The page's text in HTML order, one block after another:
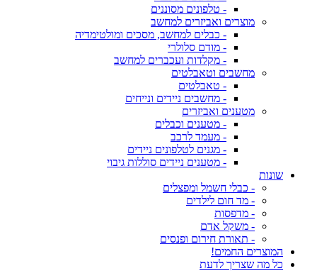
- טלפונים מסוננים
מוצרים ואביזרים למחשב
- כבלים למחשב, מסכים ומולטימדיה
- מודם סלולרי
- מקלדות ועכברים למחשב
מחשבים וטאבלטים
- טאבלטים
- מחשבים ניידים ונייחים
מטענים ואביזרים
- מטענים וכבלים
- מעמד לרכב
- מגנים לטלפונים ניידים
- מטענים ניידים סוללות גיבוי
שונות
- כבלי חשמל ומפצלים
- מד חום לילדים
- מדפסות
- משקל אדם
- תאורת חירום ופנסים
המוצרים החמים!
כל מה שצריך לדעת